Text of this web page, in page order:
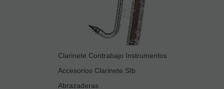
Clarinete Contrabajo Instrumentos
Accesorios Clarinete SIb
Abrazaderas